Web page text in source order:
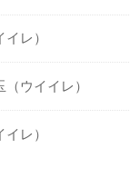
レ）
ウイイレ）
レ）